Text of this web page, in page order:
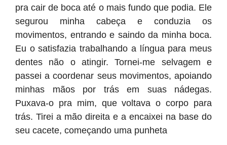
pra cair de boca até o mais fundo que podia. Ele
segurou minha cabeça e conduzia os
movimentos, entrando e saindo da minha boca.
Eu o satisfazia trabalhando a língua para meus
dentes não o atingir. Tornei-me selvagem e
passei a coordenar seus movimentos, apoiando
minhas mãos por trás em suas nádegas.
Puxava-o pra mim, que voltava o corpo para
trás. Tirei a mão direita e a encaixei na base do
seu cacete, começando uma punheta